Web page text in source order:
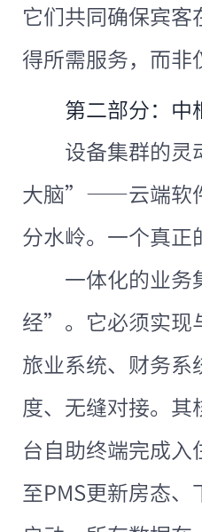
它们共同确保宾客
得所需服务，而非
第二部分：
设备集群的灵
大脑”——云端软
分水岭。一个真正
一体化的业务
经”。它必须实现
旅业系统、财务系
度、无缝对接。
台自助终端完成入
至PMS更新房态